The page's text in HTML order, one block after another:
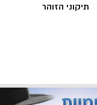
תיקוני הזוהר